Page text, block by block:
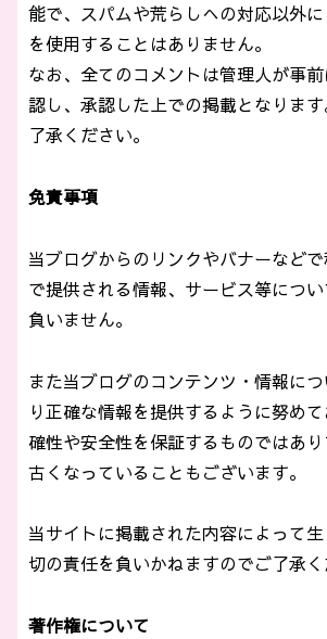
能で、スパムや荒らしへの対応以外
を使用することはありません。
なお、全てのコメントは管理人が事
認し、承認した上での掲載となりま
了承ください。
免責事項
当ブログからのリンクやバナーなど
で提供される情報、サービス等につ
負いません。
また当ブログのコンテンツ・情報に
り正確な情報を提供するように努め
確性や安全性を保証するものではあ
古くなっていることもございます。
当サイトに掲載された内容によって
切の責任を負いかねますのでご了承く
著作権について